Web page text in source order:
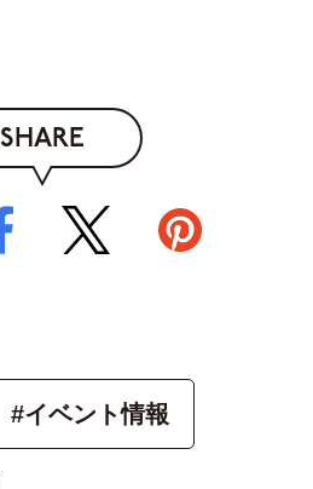
SHARE
#イベント情報